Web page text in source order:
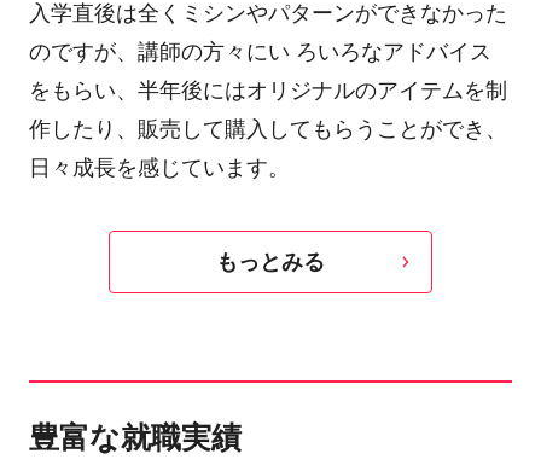
入学直後は全くミシンやパターンができなかった
のですが、講師の方々にい ろいろなアドバイス
をもらい、半年後にはオリジナルのアイテムを制
作したり、販売して購入してもらうことができ、
日々成長を感じています。
もっとみる
豊富な就職実績